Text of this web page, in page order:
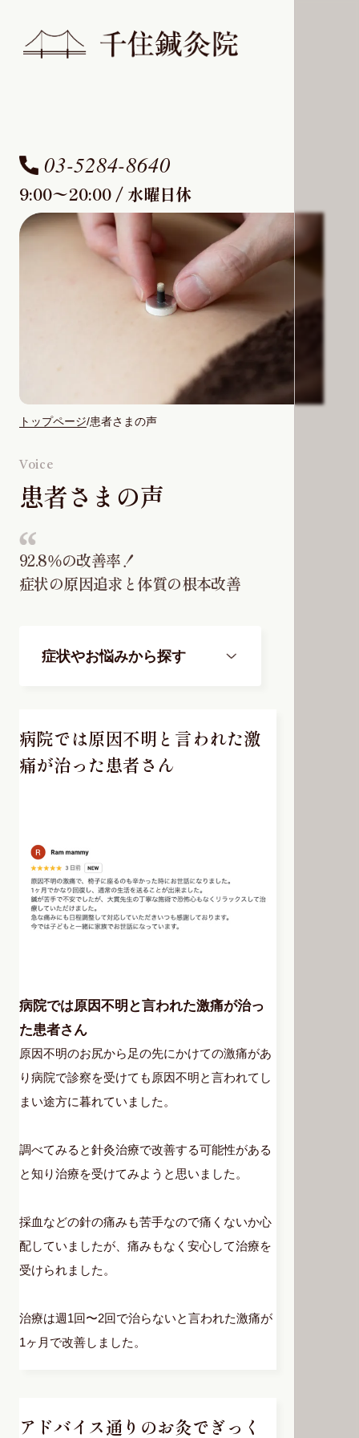
Voice
患者さまの声
92.8％の改善率！
症状の原因追求と体質の根本改善
03-5284-8640
9:00〜20:00 / 水曜日休
トップページ 患者さまの声
症状やお悩みから探す
病院では原因不明と言われた激
痛が治った患者さん
病院では原因不明と言われた激痛が治っ
た患者さん
原因不明のお尻から足の先にかけての激痛があ
り病院で診察を受けても原因不明と言われてし
まい途方に暮れていました。
調べてみると針灸治療で改善する可能性がある
と知り治療を受けてみようと思いました。
採血などの針の痛みも苦手なので痛くないか心
配していましたが、痛みもなく安心して治療を
受けられました。
治療は週1回〜2回で治らないと言われた激痛が
1ヶ月で改善しました。
アドバイス通りのお灸でぎっく